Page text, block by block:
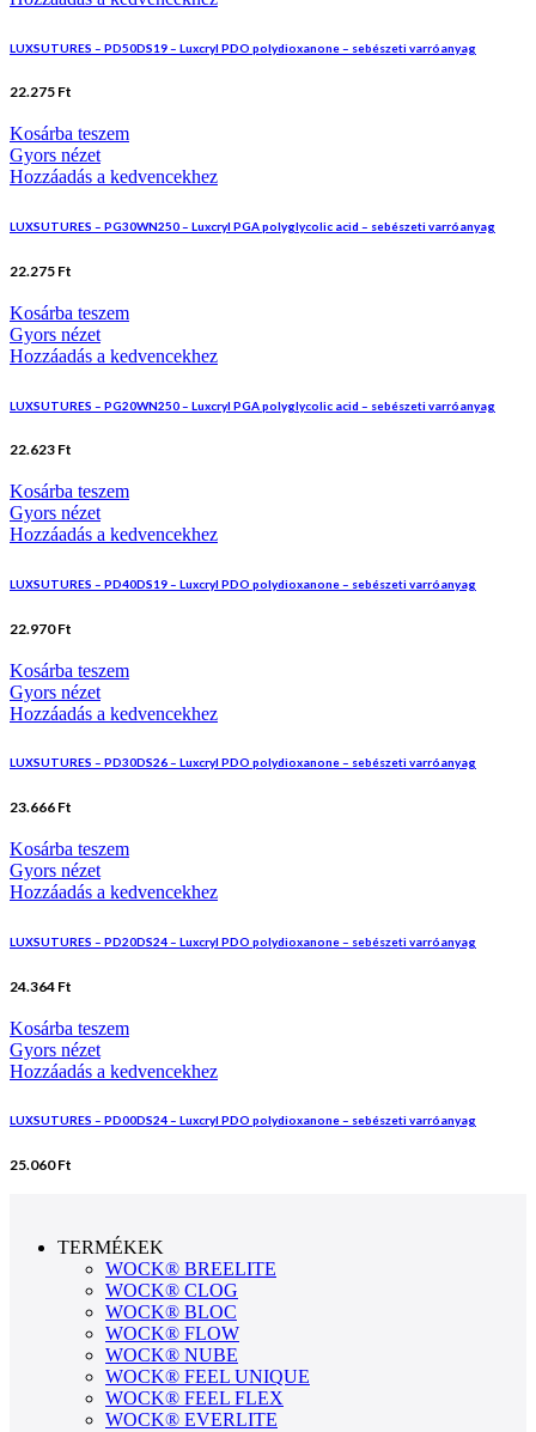
LUXSUTURES – PD50DS19 – Luxcryl PDO polydioxanone – sebészeti varróanyag
22.275 Ft
Kosárba teszem
Gyors nézet
Hozzáadás a kedvencekhez
LUXSUTURES – PG30WN250 – Luxcryl PGA polyglycolic acid – sebészeti varróanyag
22.275 Ft
Kosárba teszem
Gyors nézet
Hozzáadás a kedvencekhez
LUXSUTURES – PG20WN250 – Luxcryl PGA polyglycolic acid – sebészeti varróanyag
22.623 Ft
Kosárba teszem
Gyors nézet
Hozzáadás a kedvencekhez
LUXSUTURES – PD40DS19 – Luxcryl PDO polydioxanone – sebészeti varróanyag
22.970Ft
Kosárba teszem
Gyors nézet
Hozzáadás a kedvencekhez
LUXSUTURES – PD30DS26 – Luxcryl PDO polydioxanone – sebészeti varróanyag
23.666 Ft
Kosárba teszem
Gyors nézet
Hozzáadás a kedvencekhez
LUXSUTURES – PD20DS24 – Luxcryl PDO polydioxanone – sebészeti varróanyag
24.364 Ft
Kosárba teszem
Gyors nézet
Hozzáadás a kedvencekhez
LUXSUTURES – PD00DS24 – Luxcryl PDO polydioxanone – sebészeti varróanyag
25.060Ft
TERMÉKEK
WOCK® BREELITE
WOCK® CLOG
WOCK® BLOC
WOCK® FLOW
WOCK® NUBE
WOCK® FEEL UNIQUE
WOCK® FEEL FLEX
WOCK® EVERLITE